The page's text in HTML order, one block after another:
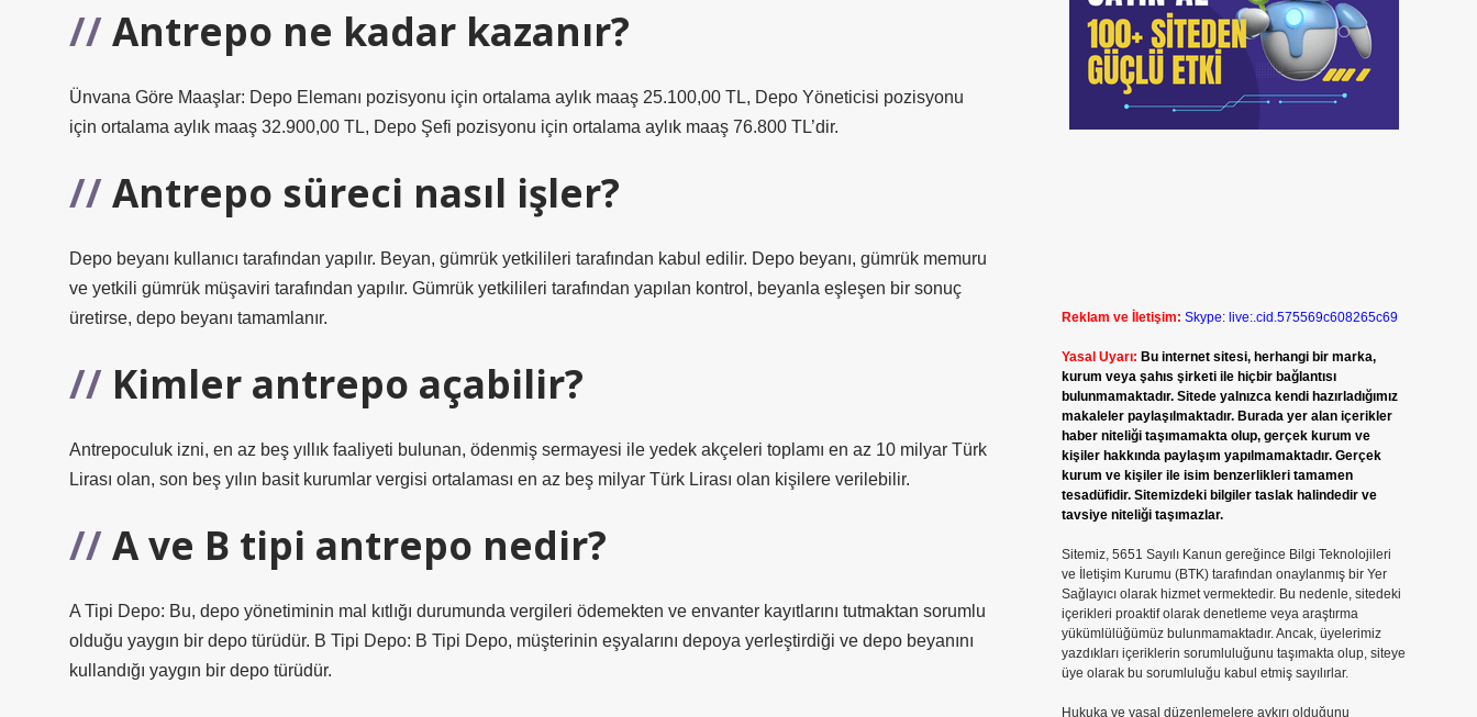
Antrepo ne kadar kazanır?
Ünvana Göre Maaşlar: Depo Elemanı pozisyonu için ortalama aylık maaş 25.100,00 TL, Depo Yöneticisi pozisyonu
için ortalama aylık maaş 32.900,00 TL, Depo Şefi pozisyonu için ortalama aylık maaş 76.800 TL’dir.
Antrepo süreci nasıl işler?
Depo beyanı kullanıcı tarafından yapılır. Beyan, gümrük yetkilileri tarafından kabul edilir. Depo beyanı, gümrük memuru
ve yetkili gümrük müşaviri tarafından yapılır. Gümrük yetkilileri tarafından yapılan kontrol, beyanla eşleşen bir sonuç
üretirse, depo beyanı tamamlanır.
Kimler antrepo açabilir?
Antrepoculuk izni, en az beş yıllık faaliyeti bulunan, ödenmiş sermayesi ile yedek akçeleri toplamı en az 10 milyar Türk
Lirası olan, son beş yılın basit kurumlar vergisi ortalaması en az beş milyar Türk Lirası olan kişilere verilebilir.
A ve B tipi antrepo nedir?
A Tipi Depo: Bu, depo yönetiminin mal kıtlığı durumunda vergileri ödemekten ve envanter kayıtlarını tutmaktan sorumlu
olduğu yaygın bir depo türüdür. B Tipi Depo: B Tipi Depo, müşterinin eşyalarını depoya yerleştirdiği ve depo beyanını
kullandığı yaygın bir depo türüdür.
Reklam ve İletişim: Skype: live:.cid.575569c608265c69
Yasal Uyarı: Bu internet sitesi, herhangi bir marka,
kurum veya şahıs şirketi ile hiçbir bağlantısı
bulunmamaktadır. Sitede yalnızca kendi hazırladığımız
makaleler paylaşılmaktadır. Burada yer alan içerikler
haber niteliği taşımamakta olup, gerçek kurum ve
kişiler hakkında paylaşım yapılmamaktadır. Gerçek
kurum ve kişiler ile isim benzerlikleri tamamen
tesadüfidir. Sitemizdeki bilgiler taslak halindedir ve
tavsiye niteliği taşımazlar.
Sitemiz, 5651 Sayılı Kanun gereğince Bilgi Teknolojileri
ve İletişim Kurumu (BTK) tarafından onaylanmış bir Yer
Sağlayıcı olarak hizmet vermektedir. Bu nedenle, sitedeki
içerikleri proaktif olarak denetleme veya araştırma
yükümlülüğümüz bulunmamaktadır. Ancak, üyelerimiz
yazdıkları içeriklerin sorumluluğunu taşımakta olup, siteye
üye olarak bu sorumluluğu kabul etmiş sayılırlar.
Hukuka ve yasal düzenlemelere aykırı olduğunu